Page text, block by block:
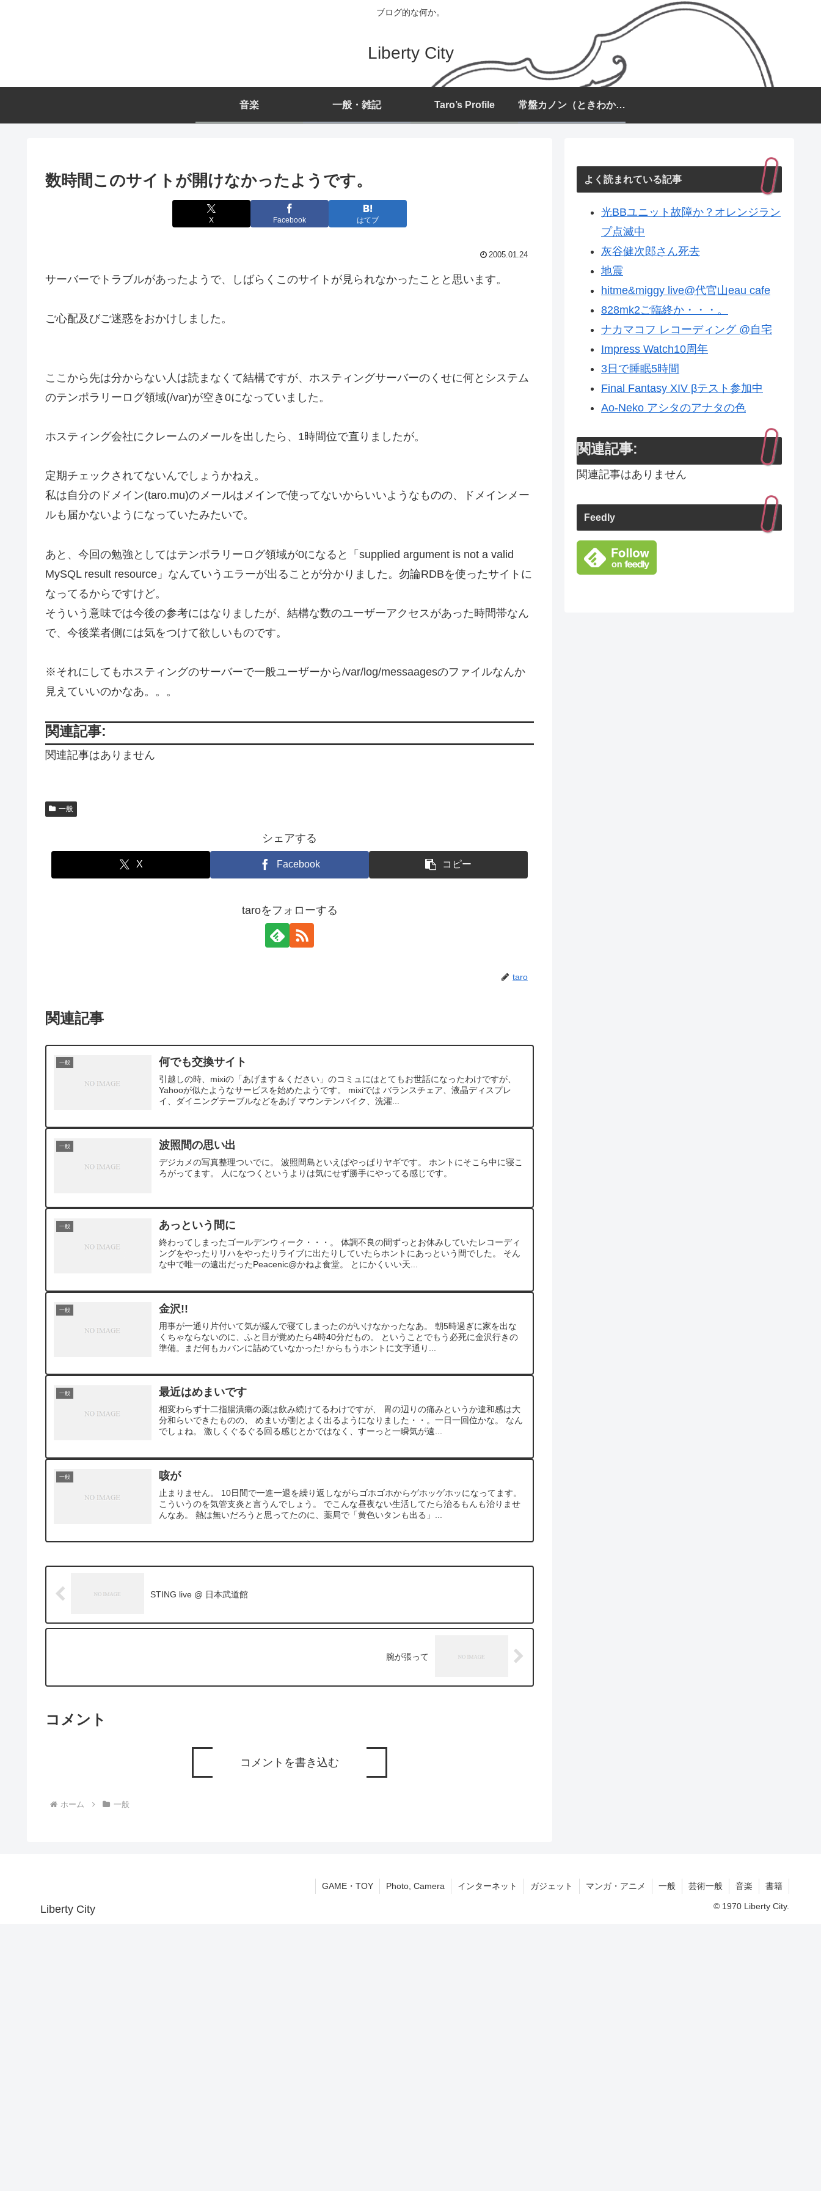
ブログ的な何か。
Liberty City
音楽 一般・雑記 Taro’s Profile 常盤カノン（ときわかのん）
数時間このサイトが開けなかったようです。
X Facebook はてブ
2005.01.24
サーバーでトラブルがあったようで、しばらくこのサイトが見られなかったことと思います。
ご心配及びご迷惑をおかけしました。
ここから先は分からない人は読まなくて結構ですが、ホスティングサーバーのくせに何とシステム
のテンポラリーログ領域(/var)が空き0になっていました。
ホスティング会社にクレームのメールを出したら、1時間位で直りましたが。
定期チェックされてないんでしょうかねえ。
私は自分のドメイン(taro.mu)のメールはメインで使ってないからいいようなものの、ドメインメー
ルも届かないようになっていたみたいで。
あと、今回の勉強としてはテンポラリーログ領域が0になると「supplied argument is not a valid
MySQL result resource」なんていうエラーが出ることが分かりました。勿論RDBを使ったサイトに
なってるからですけど。
そういう意味では今後の参考にはなりましたが、結構な数のユーザーアクセスがあった時間帯なん
で、今後業者側には気をつけて欲しいものです。
※それにしてもホスティングのサーバーで一般ユーザーから/var/log/messaagesのファイルなんか
見えていいのかなあ。。。
関連記事:
関連記事はありません
一般
シェアする
X Facebook コピー
taroをフォローする
taro
関連記事
一般 何でも交換サイト
引越しの時、mixiの「あげます＆ください」のコミュにはとてもお世話になったわけですが、
Yahooが似たようなサービスを始めたようです。 mixiでは バランスチェア、液晶ディスプレ
イ、ダイニングテーブルなどをあげ マウンテンバイク、洗濯...
一般 波照間の思い出
デジカメの写真整理ついでに。 波照間島といえばやっぱりヤギです。 ホントにそこら中に寝こ
ろがってます。 人になつくというよりは気にせず勝手にやってる感じです。
一般 あっという間に
終わってしまったゴールデンウィーク・・・。 体調不良の間ずっとお休みしていたレコーディ
ングをやったりリハをやったりライブに出たりしていたらホントにあっという間でした。 そん
な中で唯一の遠出だったPeacenic@かねよ食堂。 とにかくいい天...
一般 金沢!!
用事が一通り片付いて気が緩んで寝てしまったのがいけなかったなあ。 朝5時過ぎに家を出な
くちゃならないのに、ふと目が覚めたら4時40分だもの。 ということでもう必死に金沢行きの
準備。まだ何もカバンに詰めていなかった! からもうホントに文字通り...
一般 最近はめまいです
相変わらず十二指腸潰瘍の薬は飲み続けてるわけですが、 胃の辺りの痛みというか違和感は大
分和らいできたものの、 めまいが割とよく出るようになりました・・。一日一回位かな。 なん
でしょね。 激しくぐるぐる回る感じとかではなく、すーっと一瞬気が遠...
一般 咳が
止まりません。 10日間で一進一退を繰り返しながらゴホゴホからゲホッゲホッになってます。
こういうのを気管支炎と言うんでしょう。 でこんな昼夜ない生活してたら治るもんも治りませ
んなあ。 熱は無いだろうと思ってたのに、薬局で「黄色いタンも出る」...
STING live @ 日本武道館
腕が張って
コメント
コメントを書き込む
ホーム 一般
よく読まれている記事
光BBユニット故障か？オレンジラン
プ点滅中
灰谷健次郎さん死去
地震
hitme&miggy live@代官山eau cafe
828mk2ご臨終か・・・。
ナカマコフ レコーディング @自宅
Impress Watch10周年
3日で睡眠5時間
Final Fantasy XIV βテスト参加中
Ao-Neko アシタのアナタの色
関連記事:
関連記事はありません
Feedly
Liberty City
GAME・TOY Photo, Camera インターネット ガジェット マンガ・アニメ 一般 芸術一般 音楽 書籍
© 1970 Liberty City.